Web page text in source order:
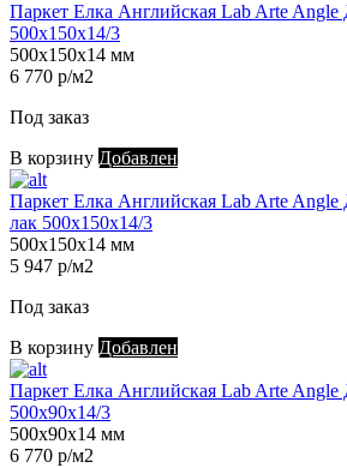
Паркет Елка Английская Lab Arte
500х150х14/3
500х150х14 мм
6 770 р/м2
Под заказ
В корзину Добавлен
Паркет Елка Английская Lab Arte Angle
лак 500х150х14/3
500х150х14 мм
5 947 р/м2
Под заказ
В корзину Добавлен
Паркет Елка Английская Lab Arte
500х90х14/3
500х90х14 мм
6 770 р/м2